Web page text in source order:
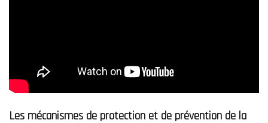
Les mécanismes de protection et de prévention de la